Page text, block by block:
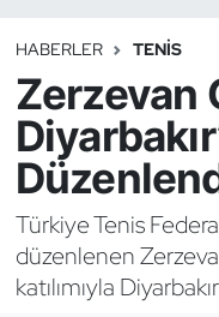
HABERLER TENIS
Zerzevan
Türkiye Tenis
düzenlenen
katılımıyla
Binicilik
Bisiklet
Boks